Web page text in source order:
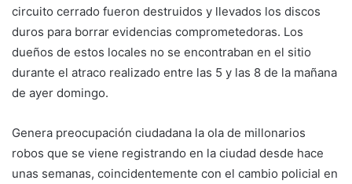
circuito cerrado fueron destruidos y llevados los discos
duros para borrar evidencias comprometedoras. Los
dueños de estos locales no se encontraban en el sitio
durante el atraco realizado entre las 5 y las 8 de la mañana
de ayer domingo.
Genera preocupación ciudadana la ola de millonarios
robos que se viene registrando en la ciudad desde hace
unas semanas, coincidentemente con el cambio policial en